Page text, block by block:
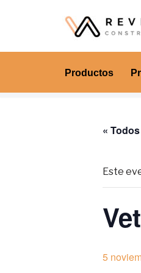
al
Productos
«
Este
5